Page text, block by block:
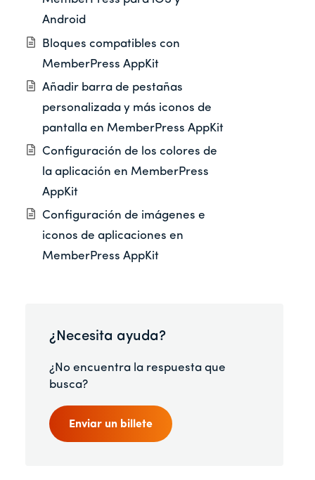
Android
Bloques compatibles con
MemberPress AppKit
Añadir barra de pestañas
personalizada y más iconos de
pantalla en MemberPress AppKit
Configuración de los colores de
la aplicación en MemberPress
AppKit
Configuración de imágenes e
iconos de aplicaciones en
MemberPress AppKit
¿Necesita ayuda?
¿No encuentra la respuesta que
busca?
Enviar un billete